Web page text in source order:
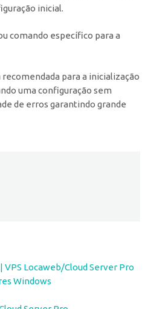
inicial.
comando específico para a
para a inicialização
uma configuração sem
de erros garantindo grande
Locaweb/Cloud Server Pro
Windows